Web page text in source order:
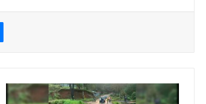
Messenger
Intensas
Lluvias